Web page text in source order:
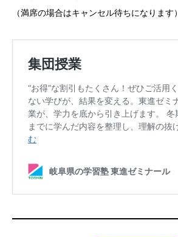
（満席の場合はキャンセル待ちになります）